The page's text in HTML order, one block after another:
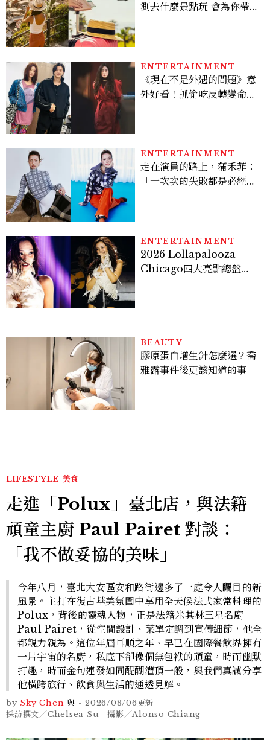
測去什麼景點玩 會為你帶來
ENTERTAINMENT
《現在不是外遇的問題》意
外好看！抓偷吃反轉變命
看點懶人包
ENTERTAINMENT
走在演員的路上，蒲禾菲：
「一次次的失敗都是必經過
ENTERTAINMENT
2026 Lollapalooza
Chicago四大亮點總盤
BEAUTY
膠原蛋白增生針怎麼選？喬
雅露事件後更該知道的事
LIFESTYLE 美食
走進「Polux」臺北店，與法籍
頑童主廚 Paul Pairet 對談：
「我不做妥協的美味」
今年八月，臺北大安區安和路街邊多了一處令人矚目的新
風景。主打在復古華美氛圍中享用全天候法式家常料理的
Polux，背後的靈魂人物，正是法籍米其林三星名廚
Paul Pairet，從空間設計、菜單定調到宣傳細節，他全
都親力親為。這位年屆耳順之年、早已在國際餐飲界擁有
一片宇宙的名廚，私底下卻像個無包袱的頑童，時而幽默
打趣，時而金句連發如同醍醐灌頂一般，與我們真誠分享
他橫跨旅行、飲食與生活的通透見解。
by Sky Chen 與 - 2026/08/06更新
採訪撰文／Chelsea Su 攝影／Alonso Chiang